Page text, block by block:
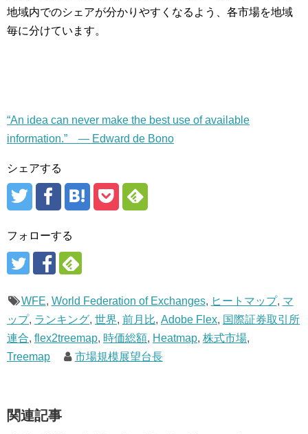
地域内でのシェアが分かりやすくなるよう、各市場を地域
毎に分けています。
“An idea can never make the best use of available
information.” — Edward de Bono
シェアする
フォローする
WFE, World Federation of Exchanges, ヒートマップ, マ
ップ, ランキング, 世界, 前月比, Adobe Flex, 国際証券取引所
連合, flex2treemap, 時価総額, Heatmap, 株式市場,
Treemap
市場規模展望台長
関連記事